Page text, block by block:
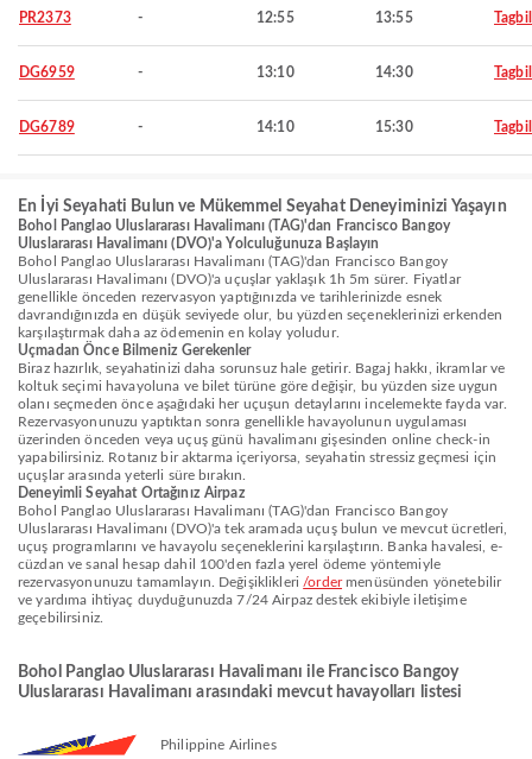
PR2373 - 12:55 13:55
DG6959 - 13:10 14:30
DG6789 - 14:10 15:30
En İyi Seyahati Bulun ve Mükemmel Seyahat Deneyiminizi Yaşayın
Bohol Panglao Uluslararası Havalimanı (TAG)'dan Francisco Bangoy
Uluslararası Havalimanı (DVO)'a Yolculuğunuza Başlayın
Bohol Panglao Uluslararası Havalimanı (TAG)'dan Francisco Bangoy
Uluslararası Havalimanı (DVO)'a uçuşlar yaklaşık 1h 5m sürer. Fiyatlar
genellikle önceden rezervasyon yaptığınızda ve tarihlerinizde esnek
davrandığınızda en düşük seviyede olur, bu yüzden seçeneklerinizi erkenden
karşılaştırmak daha az ödemenin en kolay yoludur.
Uçmadan Önce Bilmeniz Gerekenler
Biraz hazırlık, seyahatinizi daha sorunsuz hale getirir. Bagaj hakkı, ikramlar ve
koltuk seçimi havayoluna ve bilet türüne göre değişir, bu yüzden size uygun
olanı seçmeden önce aşağıdaki her uçuşun detaylarını incelemekte fayda var.
Rezervasyonunuzu yaptıktan sonra genellikle havayolunun uygulaması
üzerinden önceden veya uçuş günü havalimanı gişesinden online check-in
yapabilirsiniz. Rotanız bir aktarma içeriyorsa, seyahatin stressiz geçmesi için
uçuşlar arasında yeterli süre bırakın.
Deneyimli Seyahat Ortağınız Airpaz
Bohol Panglao Uluslararası Havalimanı (TAG)'dan Francisco Bangoy
Uluslararası Havalimanı (DVO)'a tek aramada uçuş bulun ve mevcut ücretleri,
uçuş programlarını ve havayolu seçeneklerini karşılaştırın. Banka havalesi, e-
cüzdan ve sanal hesap dahil 100'den fazla yerel ödeme yöntemiyle
rezervasyonunuzu tamamlayın. Değişiklikleri /ordermenüsünden yönetebilir
ve yardıma ihtiyaç duyduğunuzda 7/24 Airpaz destek ekibiyle iletişime
geçebilirsiniz.
Bohol Panglao Uluslararası Havalimanı ile Francisco Bangoy
Uluslararası Havalimanı arasındaki mevcut havayolları listesi
Philippine Airlines